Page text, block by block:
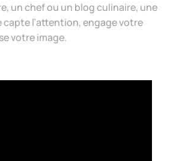
un chef ou un blog culinaire, une
capte l’attention, engage votre
votre image.